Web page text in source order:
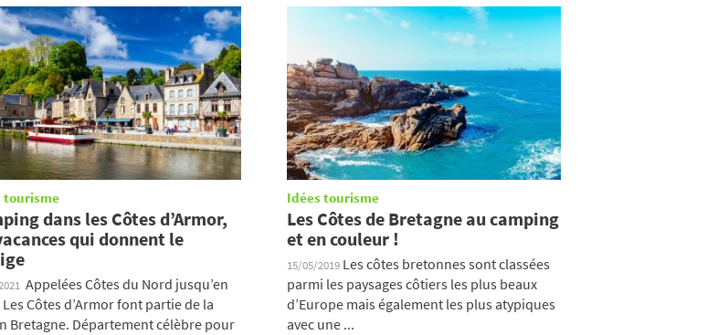
tourisme
dans les Côtes d’Armor,
qui donnent le
Appelées Côtes du Nord jusqu’en
Les Côtes d’Armor font partie de la
Bretagne. Département célèbre pour
Idées tourisme
Les Côtes de Bretagne au camping
et en couleur !
15/05/2019 Les côtes bretonnes sont classées
parmi les paysages côtiers les plus beaux
d’Europe mais également les plus atypiques
avec une ...